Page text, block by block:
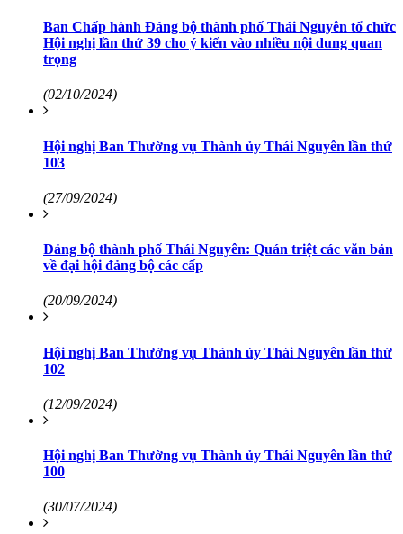
Ban Chấp hành Đảng bộ thành phố Thái Nguyên tổ chức
Hội nghị lần thứ 39 cho ý kiến vào nhiều nội dung quan
trọng
(02/10/2024)
Hội nghị Ban Thường vụ Thành ủy Thái Nguyên lần thứ
103
(27/09/2024)
Đảng bộ thành phố Thái Nguyên: Quán triệt các văn bản
về đại hội đảng bộ các cấp
(20/09/2024)
Hội nghị Ban Thường vụ Thành ủy Thái Nguyên lần thứ
102
(12/09/2024)
Hội nghị Ban Thường vụ Thành ủy Thái Nguyên lần thứ
100
(30/07/2024)